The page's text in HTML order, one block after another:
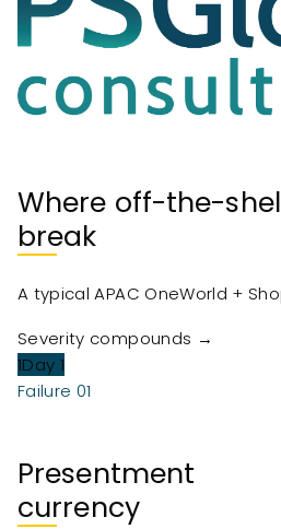
Where off-the-
break
A typical APAC OneWorld +
Severity compounds →
1Day 1
Failure 01
Presentment
currency